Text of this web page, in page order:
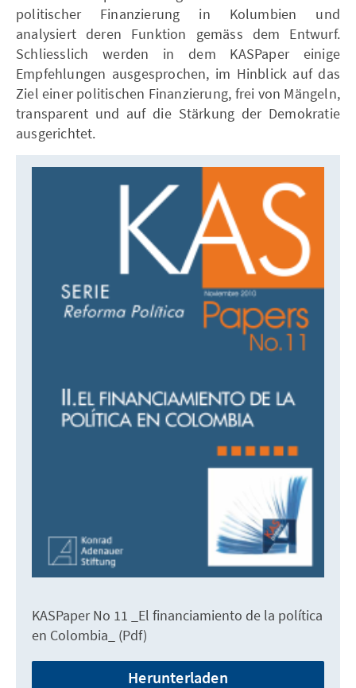
politischer Finanzierung in Kolumbien und
analysiert deren Funktion gemäss dem Entwurf.
Schliesslich werden in dem KASPaper einige
Empfehlungen ausgesprochen, im Hinblick auf das
Ziel einer politischen Finanzierung, frei von Mängeln,
transparent und auf die Stärkung der Demokratie
ausgerichtet.
KASPaper No 11 _El financiamiento de la política
en Colombia_ (Pdf)
Herunterladen